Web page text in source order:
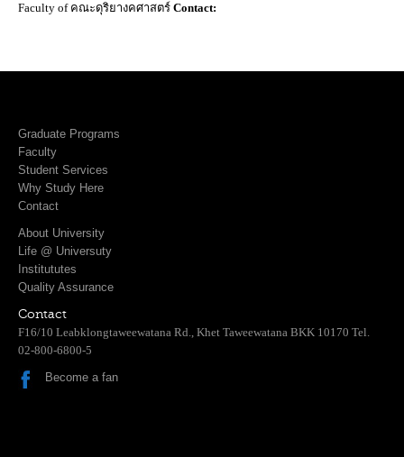
Faculty of คณะดุริยางคศาสตร์ Contact:
Graduate Programs
Faculty
Student Services
Why Study Here
Contact
About University
Life @ Universuty
Institututes
Quality Assurance
Contact
F16/10 Leabklongtaweewatana Rd., Khet Taweewatana BKK 10170 Tel.
02-800-6800-5
Become a fan